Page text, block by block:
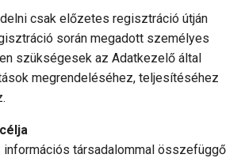
csak előzetes regisztráció útján
során megadott személyes
szükségesek az Adatkezelő által
megrendeléséhez, teljesítéséhez
társadalommal összefüggő